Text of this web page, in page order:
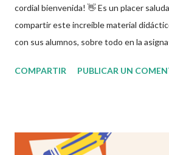
cordial bienvenida! 👋 Es un placer
compartir este increíble material
con sus alumnos, sobre todo en la
de gran utilidad para complementar sus
educativos. Obtén material completo
COMPARTIR PUBLICAR UN